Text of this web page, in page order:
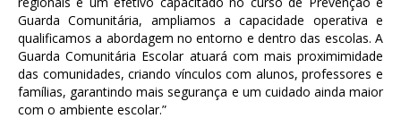
Guarda Comunitária, ampliamos a capacidade operativa e
qualificamos a abordagem no entorno e dentro das escolas. A
Guarda Comunitária Escolar atuará com mais proximimidade
das comunidades, criando vínculos com alunos, professores e
famílias, garantindo mais segurança e um cuidado ainda maior
com o ambiente escolar.”